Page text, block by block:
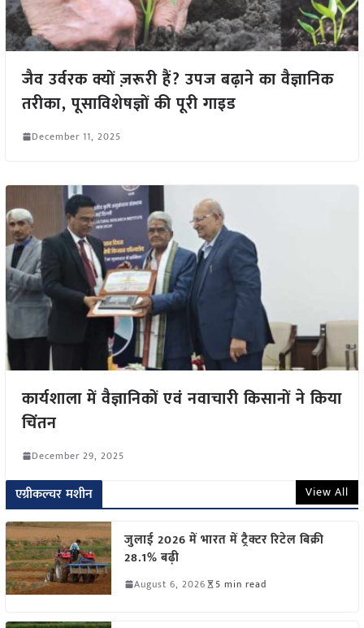
जैव उर्वरक क्यों ज़रूरी हैं? उपज बढ़ाने का वैज्ञानिक
तरीका, पूसाविशेषज्ञों की पूरी गाइड
December 11, 2025
कार्यशाला में वैज्ञानिकों एवं नवाचारी किसानों ने किया
चिंतन
December 29, 2025
एग्रीकल्चर मशीन View All
जुलाई 2026 में भारत में ट्रैक्टर रिटेल बिक्री
28.1% बढ़ी
August 6, 2026 5 min read